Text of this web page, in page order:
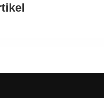
Umsatz in der